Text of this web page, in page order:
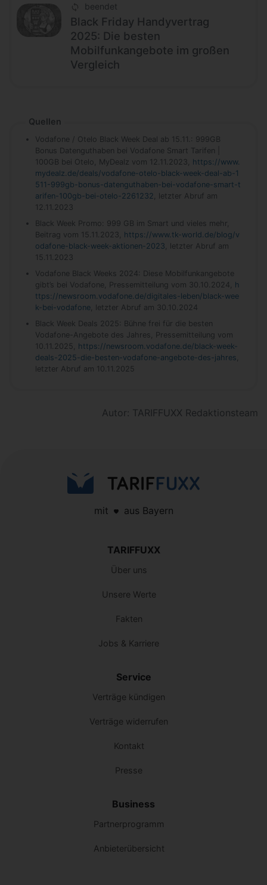
beendet
Black Friday Handyvertrag
2025: Die besten
Mobilfunkangebote im großen
Vergleich
Quellen
Vodafone / Otelo Black Week Deal ab 15.11.: 999GB
Bonus Datenguthaben bei Vodafone Smart Tarifen |
100GB bei Otelo, MyDealz vom 12.11.2023, https://www.
mydealz.de/deals/vodafone-otelo-black-week-deal-ab-1
511-999gb-bonus-datenguthaben-bei-vodafone-smart-t
arifen-100gb-bei-otelo-2261232 , letzter Abruf am
12.11.2023
Black Week Promo: 999 GB im Smart und vieles mehr,
Beitrag vom 15.11.2023, https://www.tk-world.de/blog/v
odafone-black-week-aktionen-2023 , letzter Abruf am
15.11.2023
Vodafone Black Weeks 2024: Diese Mobilfunkangebote
gibt’s bei Vodafone, Pressemitteilung vom 30.10.2024, h
ttps://newsroom.vodafone.de/digitales-leben/black-wee
k-bei-vodafone , letzter Abruf am 30.10.2024
Black Week Deals 2025: Bühne frei für die besten
Vodafone-Angebote des Jahres, Pressemitteilung vom
10.11.2025, https://newsroom.vodafone.de/black-week-
deals-2025-die-besten-vodafone-angebote-des-jahres
letzter Abruf am 10.11.2025
Autor: TARIFFUXX Redaktionsteam
mit aus Bayern
TARIFFUXX
Über uns
Unsere Werte
Fakten
Jobs & Karriere
Service
Verträge kündigen
Verträge widerrufen
Kontakt
Presse
Business
Partnerprogramm
Anbieterübersicht